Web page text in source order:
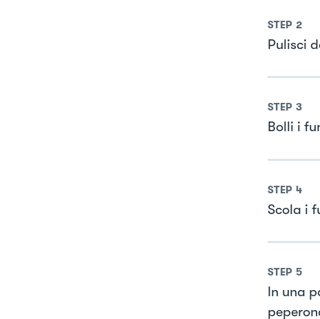
STEP 2
Pulisci
STEP 3
Bolli i
STEP 4
Scola i
STEP 5
In una